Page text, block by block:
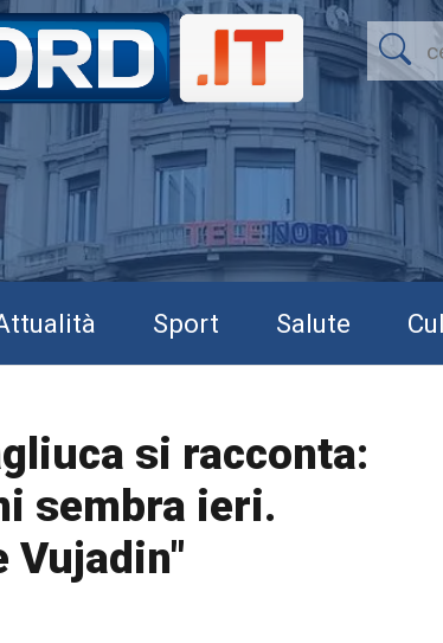
Sport Salute
si racconta:
sembra ieri.
Vujadin"